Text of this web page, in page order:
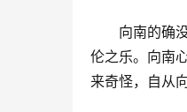
向南的确
伦之乐。向南
来奇怪，自从